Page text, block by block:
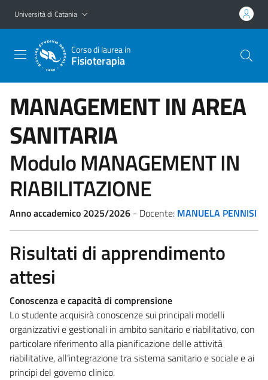
Vai al contenuto principale
Vai al menu di navigazione
Università di Catania
Corso di laurea in
Fisioterapia
MANAGEMENT IN AREA
SANITARIA
Modulo MANAGEMENT IN
RIABILITAZIONE
Anno accademico 2025/2026 - Docente: MANUELA PENNISI
Risultati di apprendimento
attesi
Conoscenza e capacità di comprensione
Lo studente acquisirà conoscenze sui principali modelli
organizzativi e gestionali in ambito sanitario e riabilitativo, con
particolare riferimento alla pianificazione delle attività
riabilitative, all’integrazione tra sistema sanitario e sociale e ai
principi del governo clinico.